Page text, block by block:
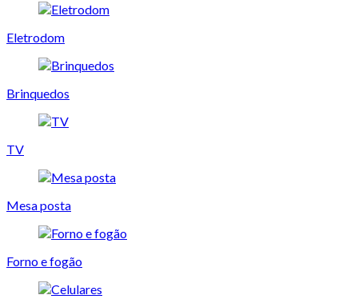
Eletrodom
Brinquedos
TV
Mesa posta
Forno e fogão